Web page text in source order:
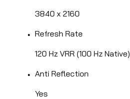
3840 x 2160
Refresh Rate
120 Hz VRR (100 Hz Native)
Anti Reflection
Yes